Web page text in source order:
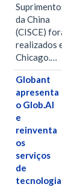
Suprimentos
da China
(CISCE) foram
realizados em
Chicago.…
Globant
apresenta
o Glob.AI
e
reinventa
os
serviços
de
tecnologia